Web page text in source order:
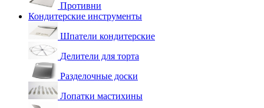
Противни
Кондитерские инструменты
Шпатели кондитерские
Делители для торта
Разделочные доски
Лопатки мастихины